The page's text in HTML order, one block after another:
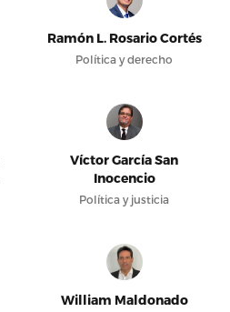
Ramón L. Rosario Cortés
Política y derecho
Víctor García San
Inocencio
Política y justicia
William Maldonado